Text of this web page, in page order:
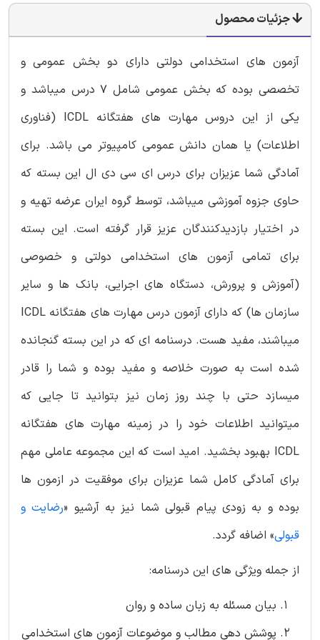
جزئیات محصول
آزمون های استخدامی دولتی دارای دو بخش عمومی و
تخصصی بوده که بخش عمومی شامل 7 درس میباشد و
یکی از این دروس مهارت های هفتگانه ICDL (فناوری
اطلاعات) یا همان دانش عمومی کامپیوتر می باشد. برای
آمادگی شما عزیزان برای درس ای سی دی ال این بسته که
حاوی جزوه آموزشی میباشد، توسط گروه ایران عرضه تهیه و
در اختیار بازدیدکنندگان عزیز قرار گرفته است. این بسته
برای تمامی آزمون های استخدامی دولتی و خصوصی
(آموزش و پرورش، دستگاه های اجرایی، بانک ها و سایر
سازمان ها) که دارای آزمون درس مهارت های هفتگانه ICDL
میباشند، مفید هست. درسنامه ای که در این بسته گنجانده
شده است به صورت خلاصه و مفید بوده و شما را قادر
میسازد حتی با چند روز زمان نیز بتوانید تا جایی که
میتوانید اطلاعات خود را در زمینه مهارت های هفتگانه
ICDL بهبود بخشید. امید است که این مجموعه عاملی مهم
برای آمادگی کامل شما عزیزان برای موفقیت در ازمون ها
بوده و به زودی پیام قبولی شما نیز به آرشیو «رضایت و
قبولی» اضافه گردد.
از جمله ویژگی های این درسنامه:
بیان مسئله به زبان ساده و روان
پوشش دهی مطالب و موضوعات آزمون های استخدامی